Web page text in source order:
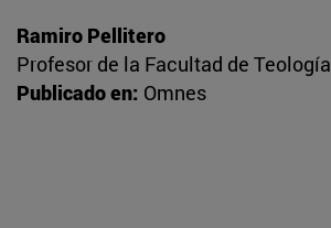
Ramiro Pellitero
Profesor de la Facultad de Teología
Publicado en: Omnes